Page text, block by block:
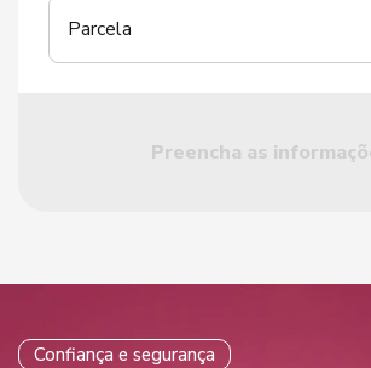
Parcela
Preencha as
Confiança e segurança